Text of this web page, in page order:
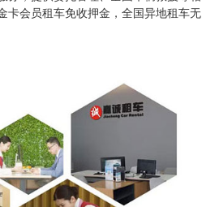
卡会员租车免收押金，全国异地租车无